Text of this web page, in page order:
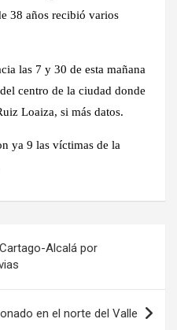
38 años recibió varios
las 7 y 30 de esta mañana
centro de la ciudad donde
Loaiza, si más datos.
ya 9 las víctimas de la
Alcalá por
en el norte del Valle